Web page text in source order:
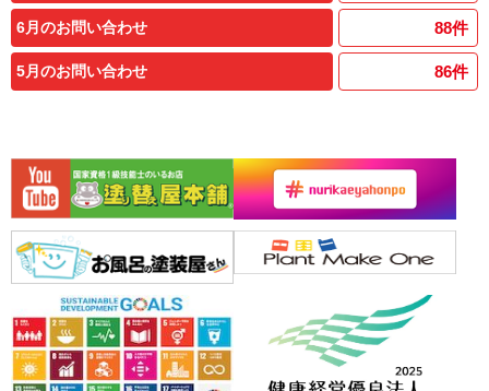
6月のお問い合わせ 88件
5月のお問い合わせ 86件